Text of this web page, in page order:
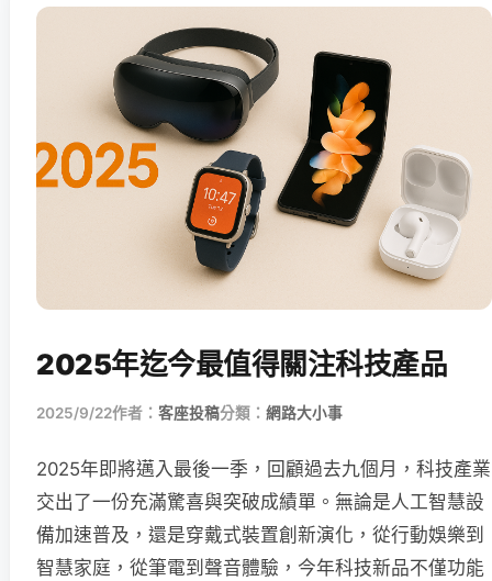
2025年迄今最值得關注科技產品
2025/9/22作者： 客座投稿分類： 網路大小事
2025年即將邁入最後一季，回顧過去九個月，科技產業
交出了一份充滿驚喜與突破成績單。無論是人工智慧設
備加速普及，還是穿戴式裝置創新演化，從行動娛樂到
智慧家庭，從筆電到聲音體驗，今年科技新品不僅功能